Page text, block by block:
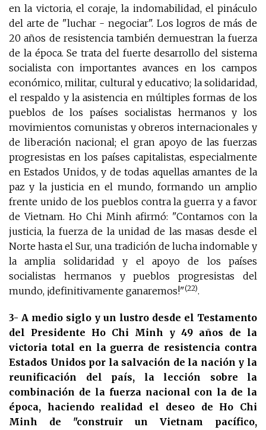
en la victoria, el coraje, la indomabilidad, el pináculo
del arte de "luchar - negociar". Los logros de más de
20 años de resistencia también demuestran la fuerza
de la época. Se trata del fuerte desarrollo del sistema
socialista con importantes avances en los campos
económico, militar, cultural y educativo; la solidaridad,
el respaldo y la asistencia en múltiples formas de los
pueblos de los países socialistas hermanos y los
movimientos comunistas y obreros internacionales y
de liberación nacional; el gran apoyo de las fuerzas
progresistas en los países capitalistas, especialmente
en Estados Unidos, y de todas aquellas amantes de la
paz y la justicia en el mundo, formando un amplio
frente unido de los pueblos contra la guerra y a favor
de Vietnam. Ho Chi Minh afirmó: "Contamos con la
justicia, la fuerza de la unidad de las masas desde el
Norte hasta el Sur, una tradición de lucha indomable y
la amplia solidaridad y el apoyo de los países
socialistas hermanos y pueblos progresistas del
mundo, ¡definitivamente ganaremos!"(22).
3- A medio siglo y un lustro desde el Testamento
del Presidente Ho Chi Minh y 49 años de la
victoria total en la guerra de resistencia contra
Estados Unidos por la salvación de la nación y la
reunificación del país, la lección sobre la
combinación de la fuerza nacional con la de la
época, haciendo realidad el deseo de Ho Chi
Minh de "construir un Vietnam pacífico,